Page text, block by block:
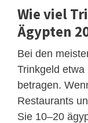
Wie viel
Ägypten
Bei den
Trinkgeld
betragen.
Restaurants
Sie 10–20